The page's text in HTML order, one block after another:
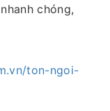
chóng,
ton-ngoi-